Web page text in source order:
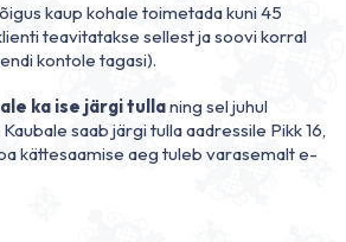
kaup kohale toimetada kuni 45
teavitatakse sellest ja soovi korral
kontole tagasi).
ka ise järgi tullaning sel juhul
saab järgi tulla aadressile Pikk 16,
kättesaamise aeg tuleb varasemalt e-